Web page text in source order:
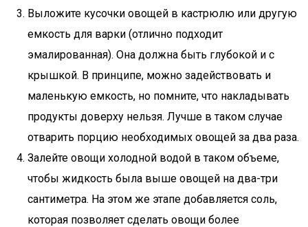
Выложите кусочки овощей в кастрюлю или другую
емкость для варки (отлично подходит
эмалированная). Она должна быть глубокой и с
крышкой. В принципе, можно задействовать и
маленькую емкость, но помните, что накладывать
продукты доверху нельзя. Лучше в таком случае
отварить порцию необходимых овощей за два раза.
Залейте овощи холодной водой в таком объеме,
чтобы жидкость была выше овощей на два-три
сантиметра. На этом же этапе добавляется соль,
которая позволяет сделать овощи более